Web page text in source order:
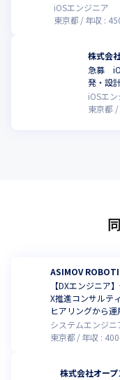
iOSエンジニア
東京都
年収 :
株式会
急募
発・設
iOSエ
東京都
ASIMOV
【DXエンジニア
X推進コンサルテ
ヒアリングから
システムエンジニ
東京都
年収 : 400
株式会社オー